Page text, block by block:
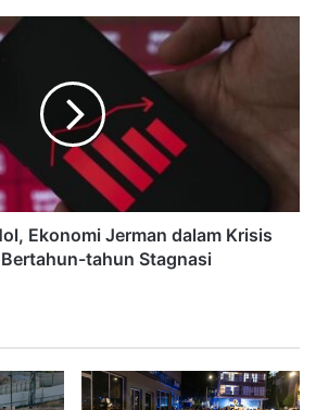
Ekonomi Jerman dalam Krisis
tahun Stagnasi